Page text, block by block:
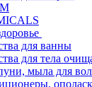
для ванны
для тела
мыла для